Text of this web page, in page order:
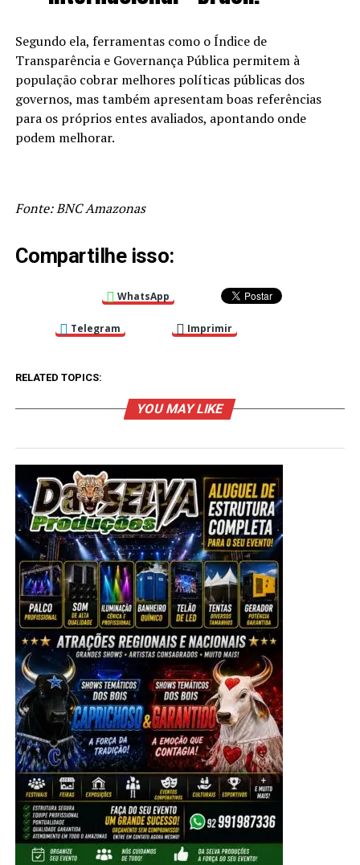
Segundo ela, ferramentas como o Índice de
Transparência e Governança Pública permitem à
população cobrar melhores políticas públicas dos
governos, mas também apresentam boas referências
para os próprios entes avaliados, apontando onde
podem melhorar.
Fonte: BNC Amazonas
Compartilhe isso:
WhatsApp
Telegram Imprimir
RELATED TOPICS:
YOU MAY LIKE